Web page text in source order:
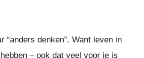
“anders denken”. Want leven in
– ook dat veel voor je is